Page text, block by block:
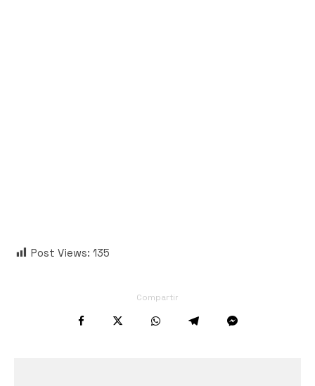
Post Views: 135
Compartir